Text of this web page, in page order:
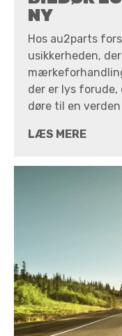
NY
Hos au2parts
usikkerheden,
der er lys forude,
døre til en
LÆS MERE